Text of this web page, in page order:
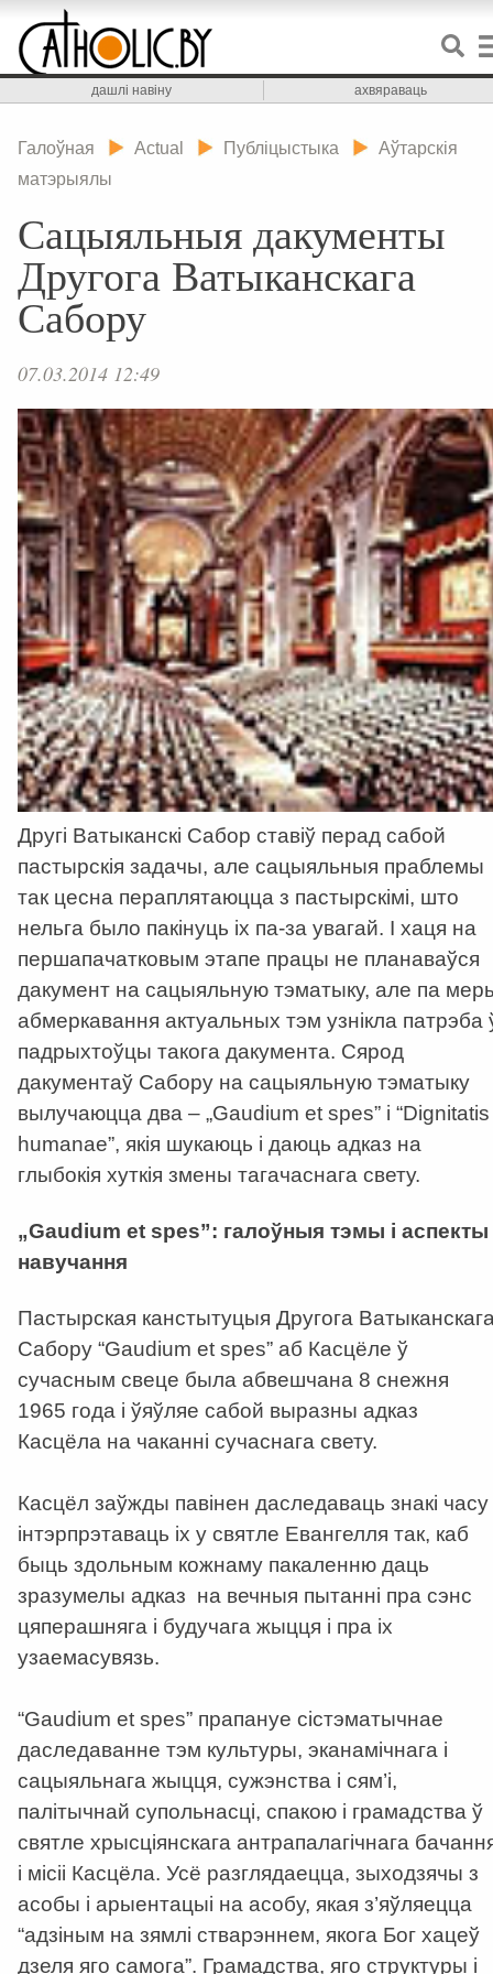
дашлі навіну ахвяраваць
Галоўная Actual Публіцыстыка
Аўтарскія
матэрыялы
Сацыяльныя дакументы
Другога Ватыканскага
Сабору
07.03.2014 12:49
Другі Ватыканскі Сабор ставіў перад сабой
пастырскія задачы, але сацыяльныя праблемы
так цесна пераплятаюцца з пастырскімі, што
нельга было пакінуць іх па-за увагай. І хаця на
першапачатковым этапе працы не планаваўся
дакумент на сацыяльную тэматыку, але па
абмеркавання актуальных тэм узнікла патрэба
падрыхтоўцы такога дакумента. Сярод
дакументаў Сабору на сацыяльную тэматыку
вылучаюцца два – „Gaudium et spes” i “Dignitatis
humanae”, якія шукаюць і даюць адказ на
глыбокія хуткія змены тагачаснага свету.
„Gaudium et spes”: галоўныя тэмы і аспекты
навучання
Пастырская канстытуцыя Другога
Сабору “Gaudium et spes” аб Касцёле ў
сучасным свеце была абвешчана 8 снежня
1965 года і ўяўляе сабой выразны адказ
Касцёла на чаканні сучаснага свету.
Касцёл заўжды павінен даследаваць знакі часу
інтэрпрэтаваць іх у святле Евангелля так, каб
быць здольным кожнаму пакаленню даць
зразумелы адказ на вечныя пытанні пра сэнс
цяперашняга і будучага жыцця і пра іх
узаемасувязь.
“Gaudium et spes” прапануе сістэматычнае
даследаванне тэм культуры, эканамічнага і
сацыяльнага жыцця, сужэнства і сям’і,
палітычнай супольнасці, спакою і грамадства ў
святле хрысціянскага антрапалагічнага
і місіі Касцёла. Усё разглядаецца, зыходзячы з
асобы і арыентацыі на асобу, якая з’яўляецца
“адзіным на зямлі стварэннем, якога Бог хацеў
дзеля яго самога”. Грамадства, яго структуры і